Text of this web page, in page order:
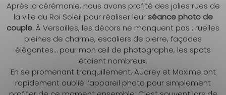
Après la cérémonie, nous avons profité des jolies rues de
la ville du Roi Soleil pour réaliser leurséance photo de
couple. À Versailles, les décors ne manquent pas : ruelles
pleines de charme, escaliers de pierre, façades
élégantes… pour mon œil de photographe, les spots
étaient nombreux.
En se promenant tranquillement, Audrey et Maxime ont
rapidement oublié l’appareil photo pour simplement